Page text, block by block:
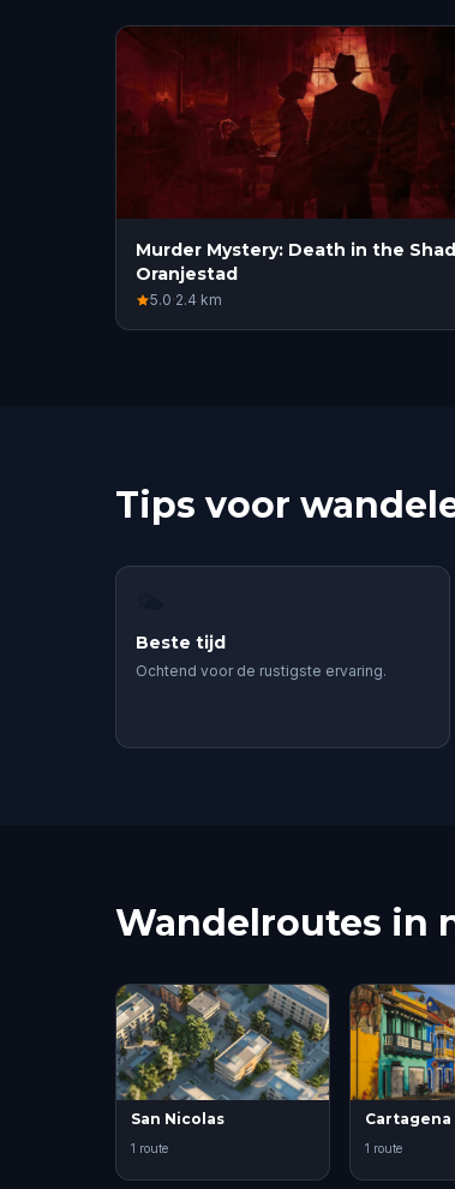
Murder Mystery: Death in the
Oranjestad
5.0·2.4 km
Tips voor
Beste tijd
Ochtend voor de rustigste ervaring.
Wandelroutes in
San Nicolas
1 route
Cartagena
1 route